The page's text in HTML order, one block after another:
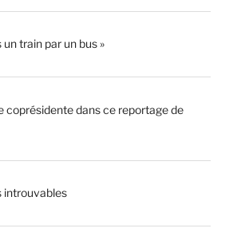
train par un bus »
coprésidente dans ce reportage de
introuvables